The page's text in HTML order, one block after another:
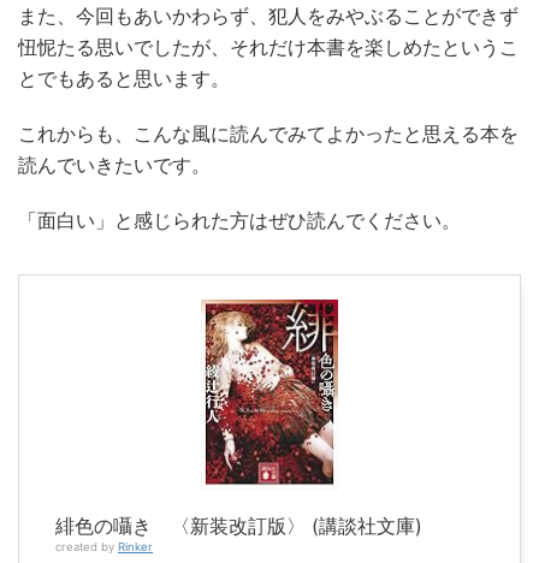
また、今回もあいかわらず、犯人をみやぶることができず
忸怩たる思いでしたが、それだけ本書を楽しめたというこ
とでもあると思います。
これからも、こんな風に読んでみてよかったと思える本を
読んでいきたいです。
「面白い」と感じられた方はぜひ読んでください。
緋色の囁き 〈新装改訂版〉 (講談社文庫)
created by Rinker